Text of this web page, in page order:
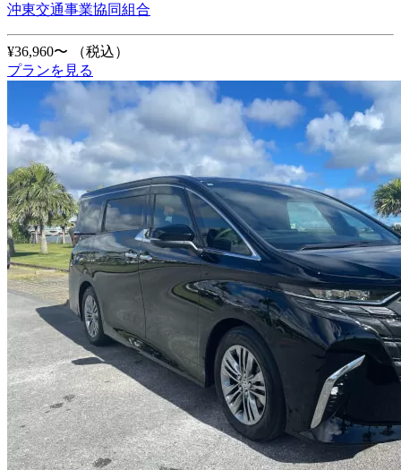
沖東交通事業協同組合
¥36,960〜
（税込）
プランを見る